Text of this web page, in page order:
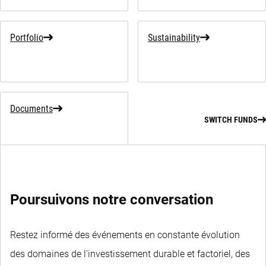
Portfolio Sustainability
Documents
SWITCH FUNDS
Poursuivons notre conversation
Restez informé des événements en constante évolution
des domaines de l'investissement durable et factoriel, des